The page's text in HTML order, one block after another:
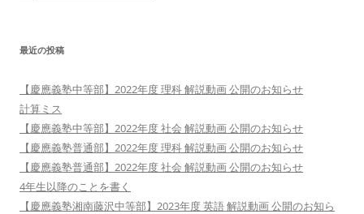
最近の投稿
【慶應義塾中等部】2022年度 理科 解説動画 公開のお知らせ
計算ミス
【慶應義塾中等部】2022年度 社会 解説動画 公開のお知らせ
【慶應義塾普通部】2022年度 理科 解説動画 公開のお知らせ
【慶應義塾普通部】2022年度 社会 解説動画 公開のお知らせ
4年生以降のことを書く
【慶應義塾湘南藤沢中等部】2023年度 英語 解説動画 公開のお知ら